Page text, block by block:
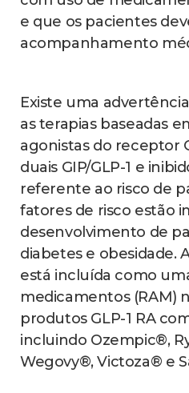
e que os pacientes
acompanhamento
Existe uma
as terapias baseadas
agonistas do receptor
duais GIP/GLP-1 e
referente ao risco de
fatores de risco estão
desenvolvimento de
diabetes e obesidade.
está incluída como
medicamentos (RAM)
produtos GLP-1 RA
incluindo Ozempic®,
Wegovy®, Victoza® e